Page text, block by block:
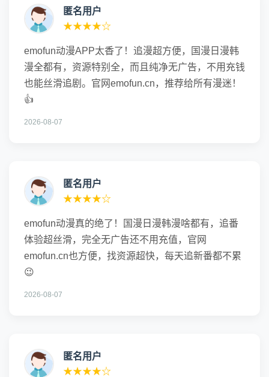
匿名用户
★★★★☆
emofun动漫APP太香了！追漫超方便，国漫日漫韩
漫全都有，资源特别全，而且纯净无广告，不用充钱
也能丝滑追剧。官网emofun.cn，推荐给所有漫迷！
👍
2026-08-07
匿名用户
★★★★☆
emofun动漫真的绝了！国漫日漫韩漫啥都有，追番
体验超丝滑，完全无广告还不用充值，官网
emofun.cn也方便，找资源超快，每天追新番都不累
😉
2026-08-07
匿名用户
★★★★☆